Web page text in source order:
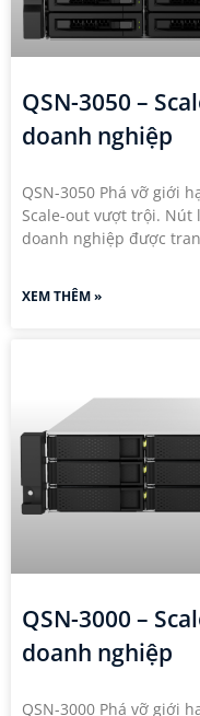
QSN-3050 –
doanh nghiệp
QSN-3050 Phá vỡ giới
Scale-out vượt trội. Nút
doanh nghiệp được
XEM THÊM »
QSN-3000 –
doanh nghiệp
QSN-3000 Phá vỡ giới